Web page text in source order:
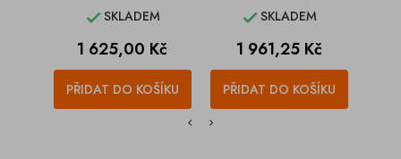
SKLADEM
Cena
1 625,00 Kč
PŘIDAT DO KOŠÍKU
SKLADEM
Cena
1 961,25 Kč
PŘIDAT DO KOŠÍKU